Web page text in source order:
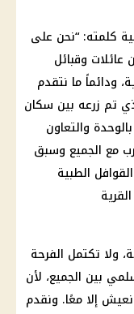
كلمته: “نحن على
وقبائل
ودائماً ما نتقدم
تم زرعه بين سكان
والتعاون
مع الجميع وسبق
الطبية
ولا تكتمل الفرحة
بين الجميع، لأن
إلا معًا. ونقدم